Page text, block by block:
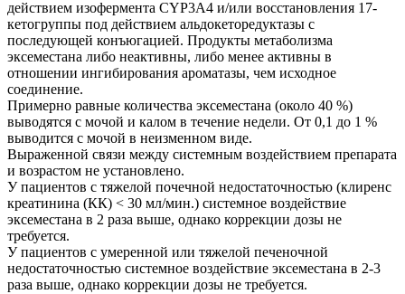
действием изофермента CYP3A4 и/или восстановления 17-
кетогруппы под действием альдокеторедуктазы с
последующей конъюгацией. Продукты метаболизма
эксеместана либо неактивны, либо менее активны в
отношении ингибирования ароматазы, чем исходное
соединение.
Примерно равные количества эксеместана (около 40 %)
выводятся с мочой и калом в течение недели. От 0,1 до 1 %
выводится с мочой в неизменном виде.
Выраженной связи между системным воздействием препарата
и возрастом не установлено.
У пациентов с тяжелой почечной недостаточностью (клиренс
креатинина (КК) < 30 мл/мин.) системное воздействие
эксеместана в 2 раза выше, однако коррекции дозы не
требуется.
У пациентов с умеренной или тяжелой печеночной
недостаточностью системное воздействие эксеместана в 2-3
раза выше, однако коррекции дозы не требуется.